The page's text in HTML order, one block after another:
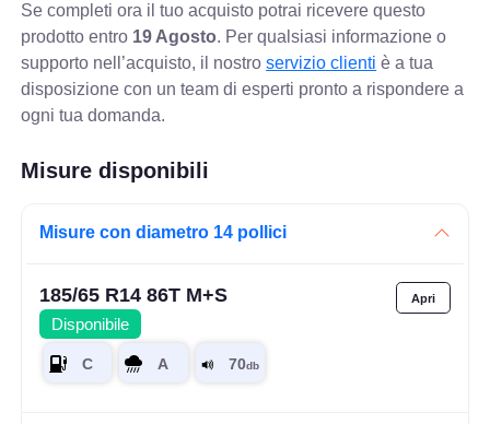
Se completi ora il tuo acquisto potrai ricevere questo
prodotto entro 19 Agosto. Per qualsiasi informazione o
supporto nell’acquisto, il nostroservizio clienti è a tua
disposizione con un team di esperti pronto a rispondere a
ogni tua domanda.
Misure disponibili
Misure con diametro 14 pollici
185/65 R14 86T M+S
Disponibile